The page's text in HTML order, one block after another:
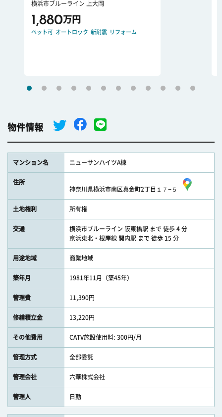
横浜市ブルーライン 上大岡
1,880万円
ペット可 オートロック 新耐震 リフォーム
物件情報
マンション名 ニューサンハイツA棟
住所
神奈川県横浜市南区真金町2丁目１７−５
土地権利 所有権
交通
横浜市ブルーライン 阪東橋駅 まで 徒歩 4 分
京浜東北・根岸線 関内駅 まで 徒歩 15 分
用途地域 商業地域
築年月 1981年11月（築45年）
管理費 11,390円
修繕積立金 13,220円
その他費用 CATV施設使用料: 300円/月
管理方式 全部委託
管理会社 六華株式会社
管理人 日勤